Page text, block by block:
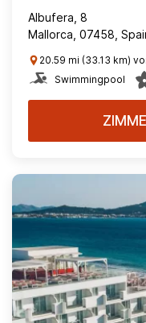
Albufera, 8
Mallorca, 07458,
20.59 mi (33.13 km)
Swimmingpool